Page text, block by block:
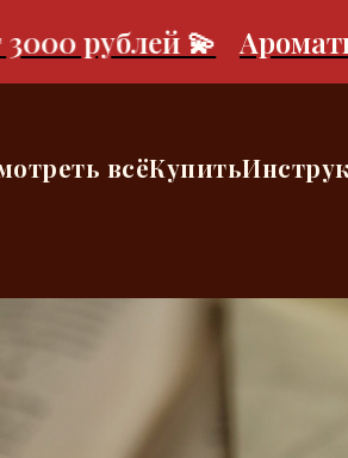
рублей 💫
всёКупить